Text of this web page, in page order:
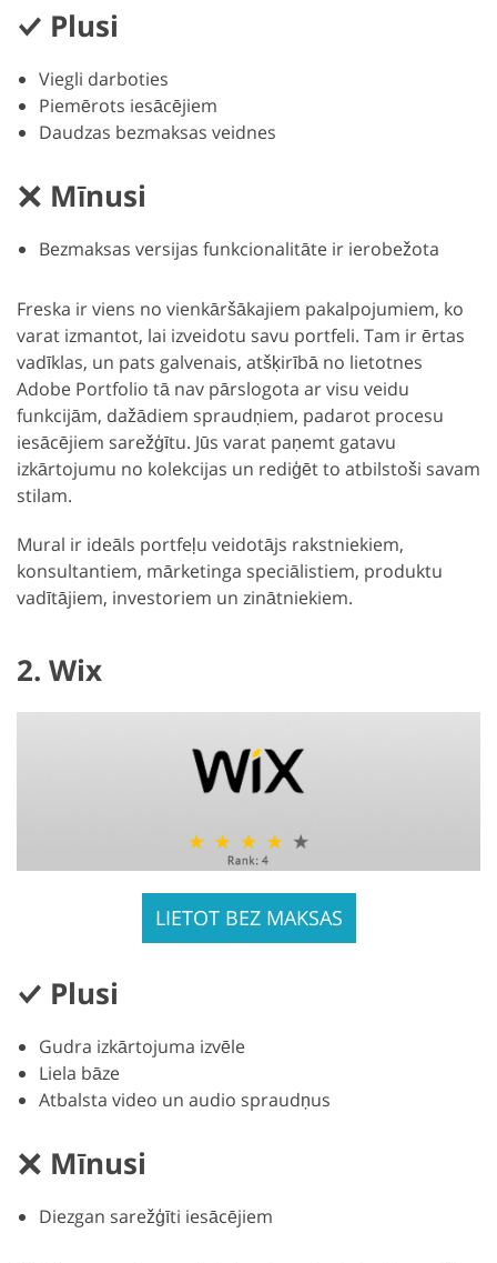
Plusi
Viegli darboties
Piemērots iesācējiem
Daudzas bezmaksas veidnes
Mīnusi
Bezmaksas versijas funkcionalitāte ir ierobežota
Freska ir viens no vienkāršākajiem pakalpojumiem, ko
varat izmantot, lai izveidotu savu portfeli. Tam ir ērtas
vadīklas, un pats galvenais, atšķirībā no lietotnes
Adobe Portfolio tā nav pārslogota ar visu veidu
funkcijām, dažādiem spraudņiem, padarot procesu
iesācējiem sarežģītu. Jūs varat paņemt gatavu
izkārtojumu no kolekcijas un rediģēt to atbilstoši savam
stilam.
Mural ir ideāls portfeļu veidotājs rakstniekiem,
konsultantiem, mārketinga speciālistiem, produktu
vadītājiem, investoriem un zinātniekiem.
2. Wix
LIETOT BEZ MAKSAS
Plusi
Gudra izkārtojuma izvēle
Liela bāze
Atbalsta video un audio spraudņus
Mīnusi
Diezgan sarežģīti iesācējiem